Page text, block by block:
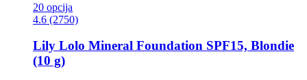
20 opcija
4.6 (2750)
Lily Lolo Mineral Foundation SPF15, Blondie
(10 g)